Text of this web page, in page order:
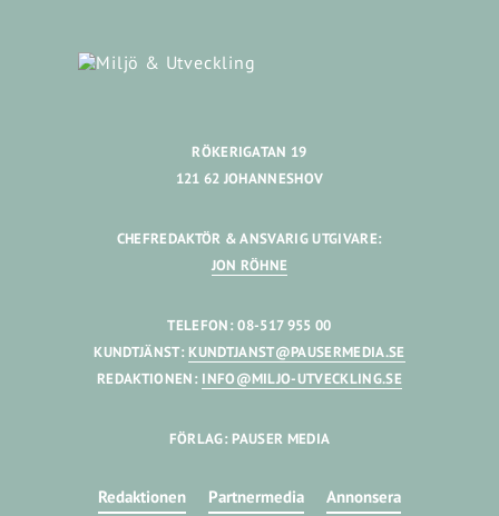
RÖKERIGATAN 19
121 62 JOHANNESHOV
CHEFREDAKTÖR & ANSVARIG UTGIVARE:
JON RÖHNE
TELEFON: 08-517 955 00
KUNDTJÄNST: KUNDTJANST@PAUSERMEDIA.SE
REDAKTIONEN: INFO@MILJO-UTVECKLING.SE
FÖRLAG: PAUSER MEDIA
Redaktionen Partnermedia Annonsera